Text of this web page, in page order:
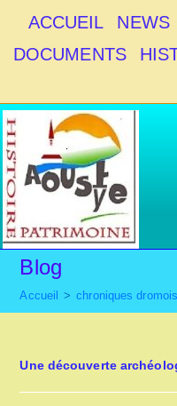
content
ACCUEIL NEWS
DOCUMENTS
Blog
Accueil > chroniques
Une découverte